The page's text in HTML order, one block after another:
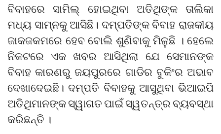
ବିବାହରେ ସାମିଲ୍ ହୋଇଥିବା ଅତିଥିଙ୍କ ତାଲିକା
ମଧ୍ୟ ସାମ୍ନକୁ ଆସିଛି। ଦମ୍ପତିଙ୍କ ବିବାହ ରାଜକୀୟ
ଜାକଜକମରେ ହେବ ବୋଲି ଶୁଣିବାକୁ ମିଳୁଛି । ହେଲେ
ନିକଟରେ ଏକ ଖବର ଆସିଥିଲା ​​ଯେ ସେମାନଙ୍କ
ବିବାହ କାରଣରୁ ଜୟପୁରରେ ଗାଡିର ବୁକିଂର ଅଭାବ
ଦେଖାଦେଇଛି। ଦମ୍ପତି ବିବାହକୁ ଆସୁଥିବା ଭିଆଇପି
ଅତିଥିମାନଙ୍କ ସ୍ୱାଗତ ପାଇଁ ସ୍ୱତନ୍ତ୍ର ବ୍ୟବସ୍ଥା
କରିଛନ୍ତି ।